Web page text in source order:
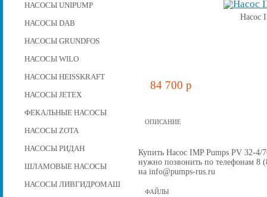
НАСОСЫ UNIPUMP
НАСОСЫ DAB
НАСОСЫ GRUNDFOS
НАСОСЫ WILO
НАСОСЫ HEISSKRAFT
НАСОСЫ JETEX
ФЕКАЛЬНЫЕ НАСОСЫ
НАСОСЫ ZOTA
НАСОСЫ РИДАН
ШЛАМОВЫЕ НАСОСЫ
НАСОСЫ ЛИВГИДРОМАШ
Насос
84 700 p
ОПИСАНИЕ
Купить Насос IMP Pumps PV 32-4/
нужно позвонить по телефонам 8
на info@pumps-rus.ru
ФАЙЛЫ